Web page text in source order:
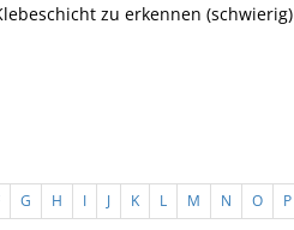
zu erkennen (schwierig)
G H I J K L M N O P